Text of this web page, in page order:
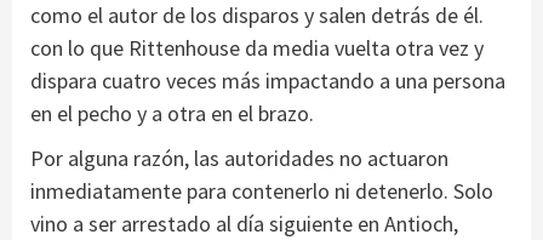
como el autor de los disparos y salen detrás de él.
con lo que Rittenhouse da media vuelta otra vez y
dispara cuatro veces más impactando a una persona
en el pecho y a otra en el brazo.
Por alguna razón, las autoridades no actuaron
inmediatamente para contenerlo ni detenerlo. Solo
vino a ser arrestado al día siguiente en Antioch,